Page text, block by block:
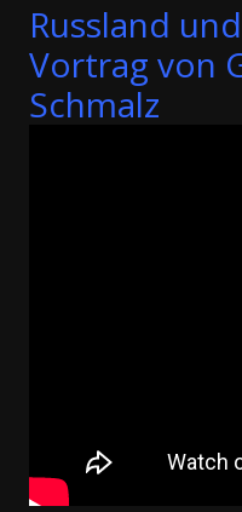
Russland
Vortrag von
Schmalz